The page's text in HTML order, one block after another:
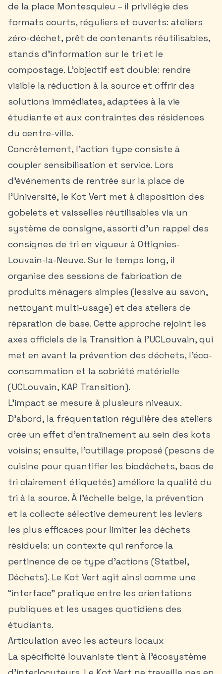
de la place Montesquieu – il privilégie des
formats courts, réguliers et ouverts: ateliers
zéro-déchet, prêt de contenants réutilisables,
stands d’information sur le tri et le
compostage. L’objectif est double: rendre
visible la réduction à la source et offrir des
solutions immédiates, adaptées à la vie
étudiante et aux contraintes des résidences
du centre-ville.
Concrètement, l’action type consiste à
coupler sensibilisation et service. Lors
d’événements de rentrée sur la place de
l’Université, le Kot Vert met à disposition des
gobelets et vaisselles réutilisables via un
système de consigne, assorti d’un rappel des
consignes de tri en vigueur à Ottignies-
Louvain-la-Neuve. Sur le temps long, il
organise des sessions de fabrication de
produits ménagers simples (lessive au savon,
nettoyant multi-usage) et des ateliers de
réparation de base. Cette approche rejoint les
axes officiels de la Transition à l’UCLouvain, qui
met en avant la prévention des déchets, l’éco-
consommation et la sobriété matérielle
(UCLouvain, KAP Transition).
L’impact se mesure à plusieurs niveaux.
D’abord, la fréquentation régulière des ateliers
crée un effet d’entraînement au sein des kots
voisins; ensuite, l’outillage proposé (pesons de
cuisine pour quantifier les biodéchets, bacs de
tri clairement étiquetés) améliore la qualité du
tri à la source. À l’échelle belge, la prévention
et la collecte sélective demeurent les leviers
les plus efficaces pour limiter les déchets
résiduels: un contexte qui renforce la
pertinence de ce type d’actions (Statbel,
Déchets). Le Kot Vert agit ainsi comme une
“interface” pratique entre les orientations
publiques et les usages quotidiens des
étudiants.
Articulation avec les acteurs locaux
La spécificité louvaniste tient à l’écosystème